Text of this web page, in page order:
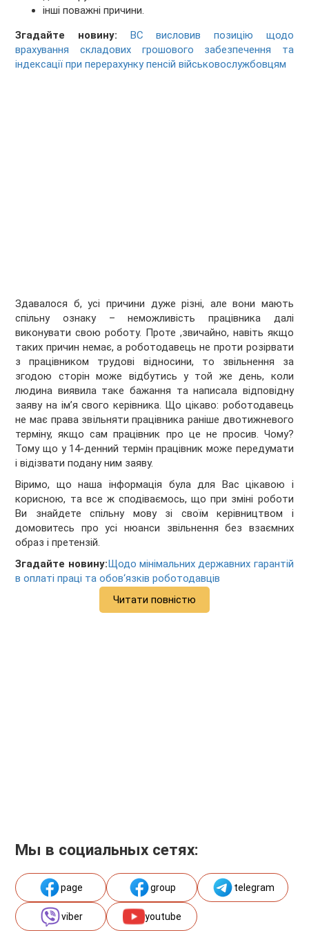
інші поважні причини.
Згадайте новину:
ВС висловив позицію щодо
врахування складових грошового забезпечення та
індексації при перерахунку пенсій військовослужбовцям
Здавалося б, усі причини дуже різні, але вони мають
спільну ознаку – неможливість працівника далі
виконувати свою роботу. Проте ,звичайно, навіть якщо
таких причин немає, а роботодавець не проти розірвати
з працівником трудові відносини, то звільнення за
згодою сторін може відбутись у той же день, коли
людина виявила таке бажання та написала відповідну
заяву на ім’я свого керівника. Що цікаво: роботодавець
не має права звільняти працівника раніше двотижневого
терміну, якщо сам працівник про це не просив. Чому?
Тому що у 14-денний термін працівник може передумати
і відізвати подану ним заяву.
Віримо, що наша інформація була для Вас цікавою і
корисною, та все ж сподіваємось, що при зміні роботи
Ви знайдете спільну мову зі своїм керівництвом і
домовитесь про усі нюанси звільнення без взаємних
образ і претензій.
Згадайте новину:Щодо мінімальних державних гарантій
в оплаті праці та обов‘язків роботодавців
Читати повністю
Мы в социальных сетях:
page group telegram
viber youtube